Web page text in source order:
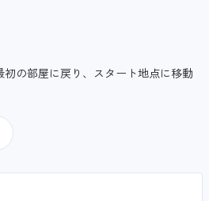
初の部屋に戻り、スタート地点に移動